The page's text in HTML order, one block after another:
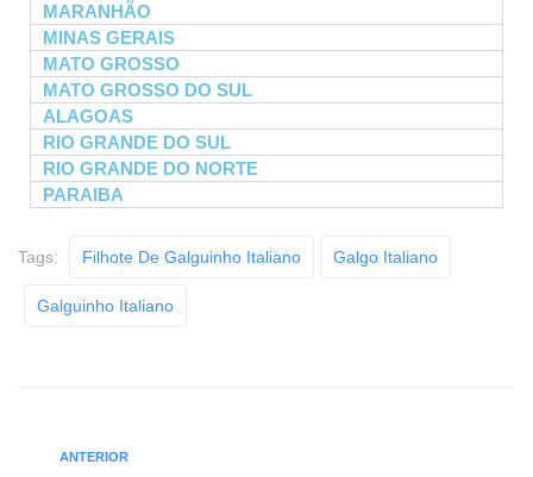
MARANHÃO
MINAS GERAIS
MATO GROSSO
MATO GROSSO DO SUL
ALAGOAS
RIO GRANDE DO SUL
RIO GRANDE DO NORTE
PARAIBA
Tags: Filhote De Galguinho Italiano Galgo Italiano
Galguinho Italiano
ANTERIOR